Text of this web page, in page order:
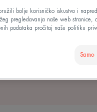
, validirano
bolje korisničko iskustvo i
pregledavanja naše web
podataka pročitaj našu politiku
Samo